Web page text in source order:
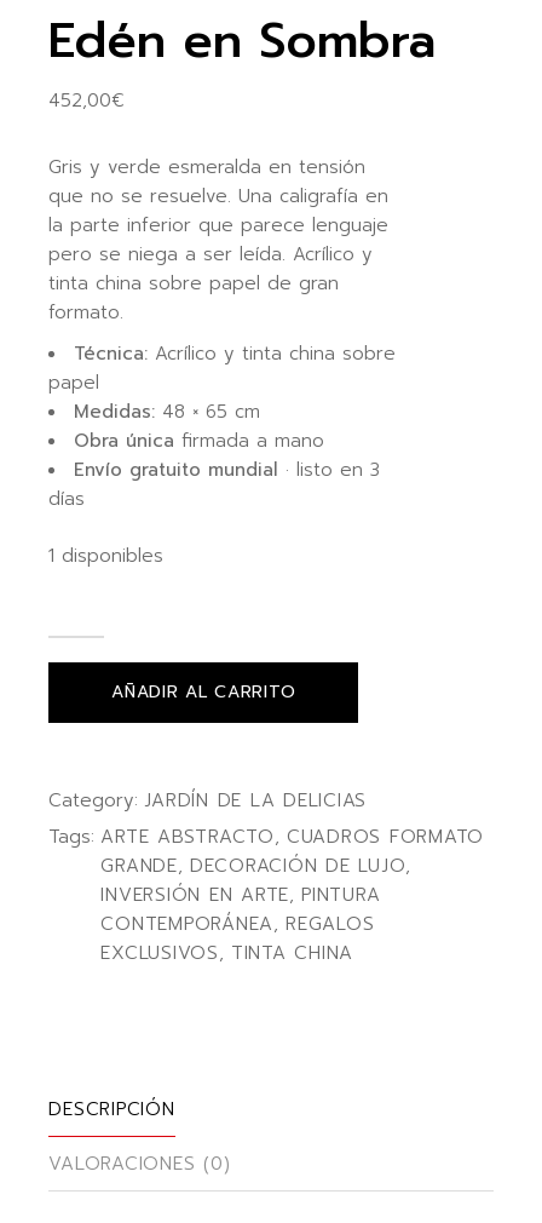
Edén en Sombra
452,00€
Gris y verde esmeralda en tensión
que no se resuelve. Una caligrafía en
la parte inferior que parece lenguaje
pero se niega a ser leída. Acrílico y
tinta china sobre papel de gran
formato.
Técnica: Acrílico y tinta china sobre
papel
Medidas: 48 × 65 cm
Obra única firmada a mano
Envío gratuito mundial · listo en 3
días
1 disponibles
AÑADIR AL CARRITO
Category: JARDÍN DE LA DELICIAS
Tags: ARTE ABSTRACTO, CUADROS FORMATO
GRANDE, DECORACIÓN DE LUJO,
INVERSIÓN EN ARTE,PINTURA
CONTEMPORÁNEA,REGALOS
EXCLUSIVOS, TINTA CHINA
DESCRIPCIÓN
VALORACIONES (0)